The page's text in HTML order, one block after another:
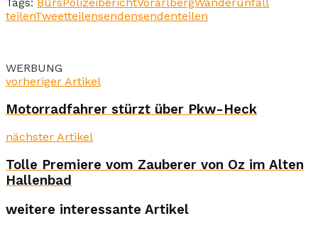
teilenTweetteilensendensendenteilen
WERBUNG
vorheriger Artikel
Motorradfahrer stürzt über Pkw-Heck
nächster Artikel
Tolle Premiere vom Zauberer von Oz im Alten
Hallenbad
weitere interessante Artikel